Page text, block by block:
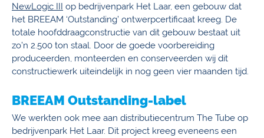
NewLogic III op bedrijvenpark Het Laar, een gebouw dat
het BREEAM ‘Outstanding’ ontwerpcertificaat kreeg. De
totale hoofddraagconstructie van dit gebouw bestaat uit
zo’n 2.500 ton staal. Door de goede voorbereiding
produceerden, monteerden en conserveerden wij dit
constructiewerk uiteindelijk in nog geen vier maanden tijd.
BREEAM Outstanding-label
We werkten ook mee aan distributiecentrum The Tube op
bedrijvenpark Het Laar. Dit project kreeg eveneens een